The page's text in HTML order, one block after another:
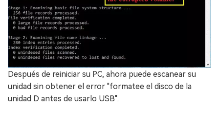
Después de reiniciar su PC, ahora puede escanear su
unidad sin obtener el error "formatee el disco de la
unidad D antes de usarlo USB".